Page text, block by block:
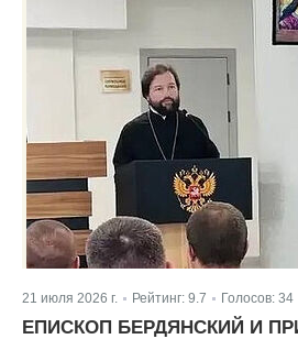
21 июля 2026 г. | Рейтинг: 9.7 Голосов: 34
ЕПИСКОП БЕРДЯНСКИЙ И